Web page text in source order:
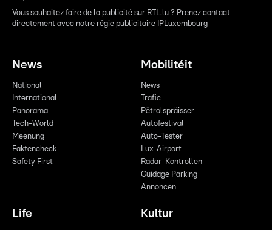
Vous souhaitez faire de la publicité sur RTL.lu ? Prenez contact
directement avec notre régie publicitaire IPLuxembourg
News
National
International
Panorama
Tech-World
Meenung
Faktencheck
Safety First
Mobilitéit
News
Trafic
Pëtrolspräisser
Autofestival
Auto-Tester
Lux-Airport
Radar-Kontrollen
Guidage Parking
Annoncen
Life Kultur